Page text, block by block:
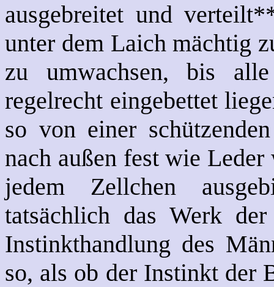
ausgebreitet und
unter dem Laich mächtig
zu umwachsen, bis
regelrecht eingebettet
so von einer
nach außen fest wie
jedem Zellchen
tatsächlich das Werk
Instinkthandlung des
so, als ob der Instinkt der